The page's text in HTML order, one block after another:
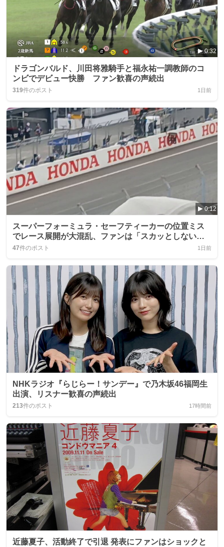
0:32
ドラゴンバルド、川田将雅騎手と福永祐一調教師のコ
ンビでデビュー快勝 ファン歓喜の声続出
319件のポスト 1日前
0:12
スーパーフォーミュラ・セーフティーカーの位置ミス
でレース展開が大混乱、ファンは「スカッとしない」
感想
47件のポスト 1日前
NHKラジオ『らじらー！サンデー』で乃木坂46福岡生
出演、リスナー歓喜の声続出
213件のポスト 17時間前
近藤夏子、活動終了で引退 発表にファンはショックと